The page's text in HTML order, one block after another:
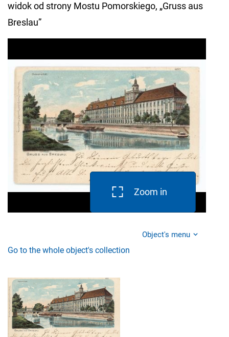
widok od strony Mostu Pomorskiego, „Gruss aus
Breslau”
Zoom in
Object's menu
Go to the whole object's collection